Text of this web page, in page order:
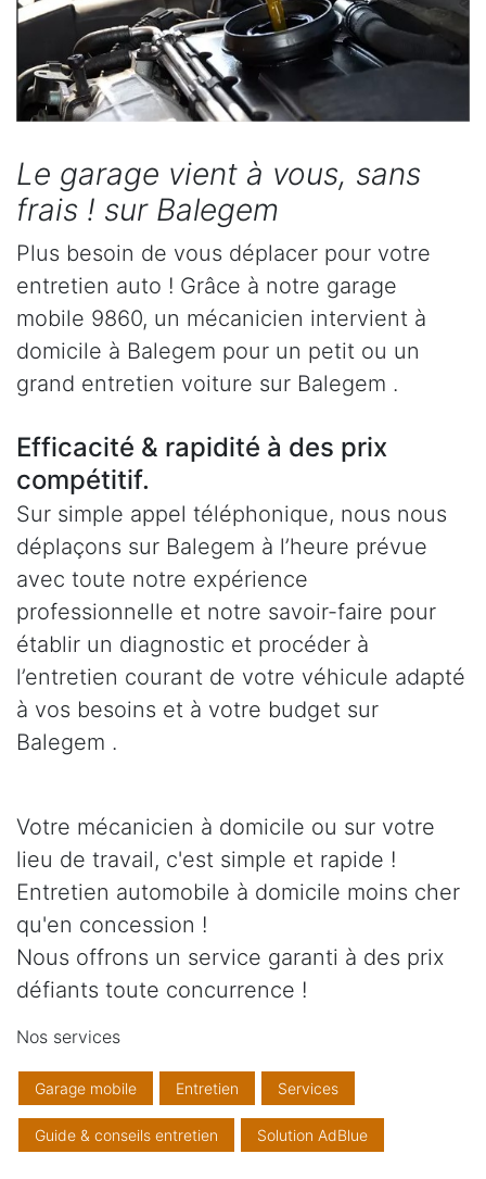
Le garage vient à vous, sans
frais ! sur Balegem
Plus besoin de vous déplacer pour votre
entretien auto ! Grâce à notre garage
mobile 9860, un mécanicien intervient à
domicile à Balegem pour un petit ou un
grand entretien voiture sur Balegem .
Efficacité & rapidité à des prix
compétitif.
Sur simple appel téléphonique, nous nous
déplaçons sur Balegem à l’heure prévue
avec toute notre expérience
professionnelle et notre savoir-faire pour
établir un diagnostic et procéder à
l’entretien courant de votre véhicule adapté
à vos besoins et à votre budget sur
Balegem .
Votre mécanicien à domicile ou sur votre
lieu de travail, c'est simple et rapide !
Entretien automobile à domicile moins cher
qu'en concession !
Nous offrons un service garanti à des prix
défiants toute concurrence !
Nos services
Garage mobile Entretien Services
Guide & conseils entretien Solution AdBlue